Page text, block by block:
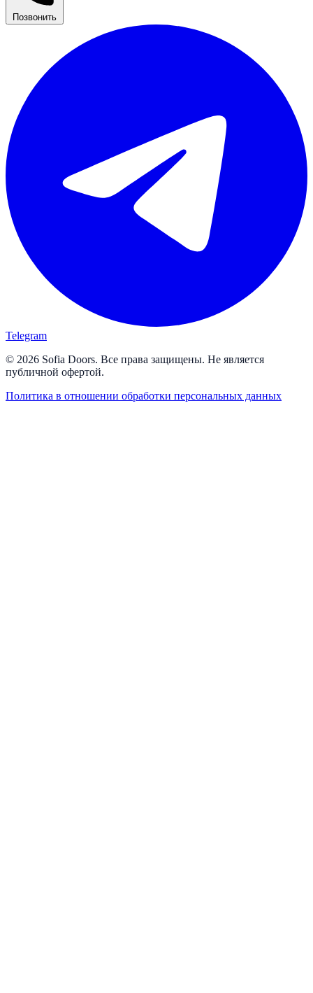
Позвонить
Telegram
© 2026 Sofia Doors. Все права защищены. Не является
публичной офертой.
Политика в отношении обработки персональных данных